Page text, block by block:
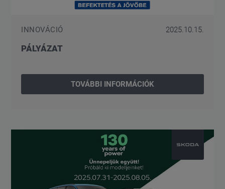
INNOVÁCIÓ 2025.10.15.
PÁLYÁZAT
TOVÁBBI INFORMÁCIÓK